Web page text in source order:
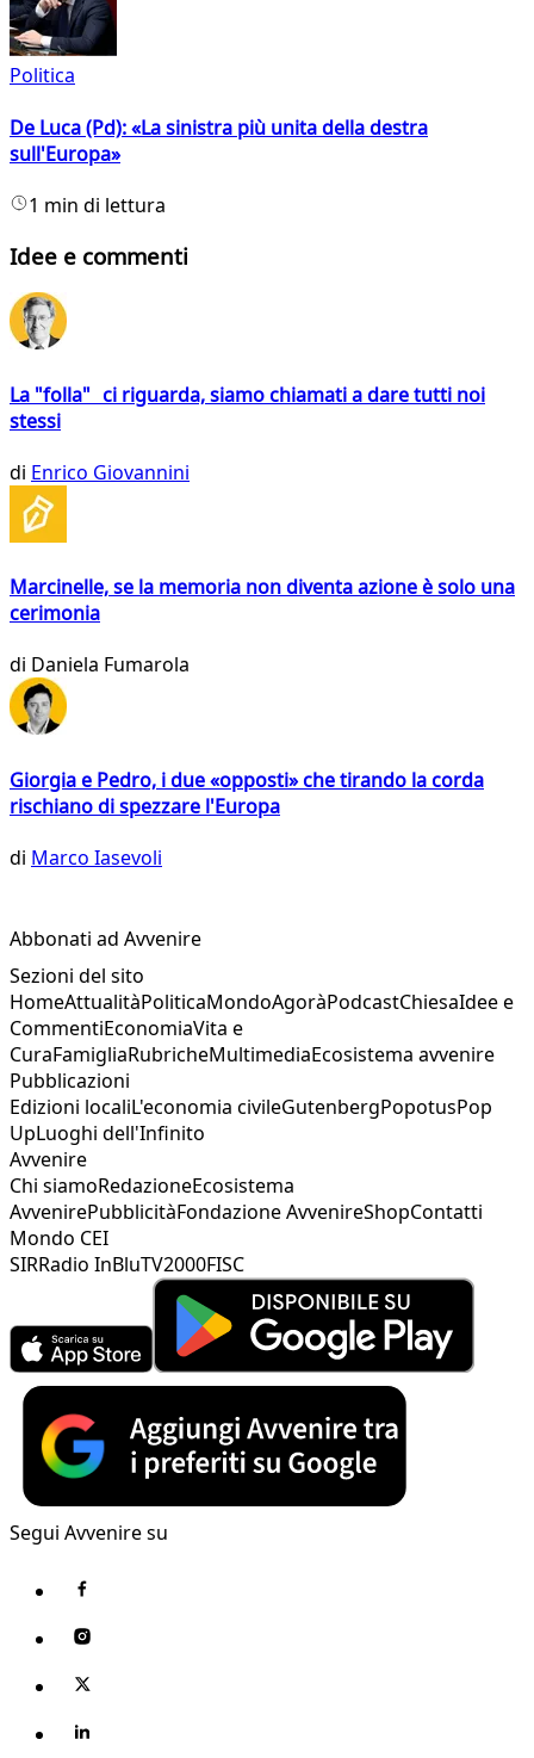
Politica
De Luca (Pd): «La sinistra più unita della destra
sull'Europa»
1 min di lettura
Idee e commenti
La "folla" ci riguarda, siamo chiamati a dare tutti noi
stessi
di Enrico Giovannini
Marcinelle, se la memoria non diventa azione è solo una
cerimonia
di Daniela Fumarola
Giorgia e Pedro, i due «opposti» che tirando la corda
rischiano di spezzare l'Europa
di Marco Iasevoli
Abbonati ad Avvenire
Sezioni del sito
HomeAttualitàPoliticaMondoAgoràPodcastChiesaIdee e
CommentiEconomiaVita e
CuraFamigliaRubricheMultimediaEcosistema avvenire
Pubblicazioni
Edizioni localiL'economia civileGutenbergPopotusPop
UpLuoghi dell'Infinito
Avvenire
Chi siamoRedazioneEcosistema
AvvenirePubblicitàFondazione AvvenireShopContatti
Mondo CEI
SIRRadio InBluTV2000FISC
Segui Avvenire su